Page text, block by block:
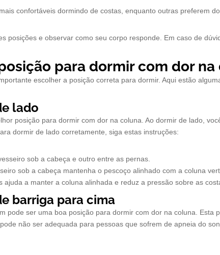
confortáveis dormindo de costas, enquanto outras preferem
posições e observar como seu corpo responde. Em caso de
para dormir com dor na
escolher a posição correta para dormir. Aqui estão
lado
posição para dormir com dor na coluna. Ao dormir de lado,
dormir de lado corretamente, siga estas instruções:
sob a cabeça e outro entre as pernas.
sob a cabeça mantenha o pescoço alinhado com a coluna
ajuda a manter a coluna alinhada e reduz a pressão sobre as
barriga para cima
pode ser uma boa posição para dormir com dor na coluna.
não ser adequada para pessoas que sofrem de apneia do